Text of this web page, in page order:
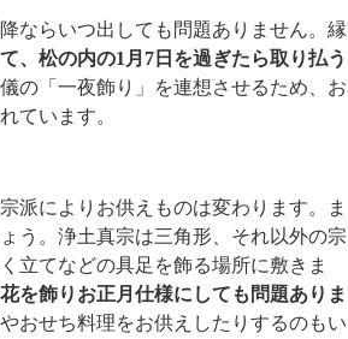
ならいつ出しても問題ありません。縁
、松の内の1月7日を過ぎたら取り払う
の「一夜飾り」を連想させるため、お
ています。
派によりお供えものは変わります。ま
う。浄土真宗は三角形、それ以外の宗
立てなどの具足を飾る場所に敷きま
を飾りお正月仕様にしても問題ありま
おせち料理をお供えしたりするのもい